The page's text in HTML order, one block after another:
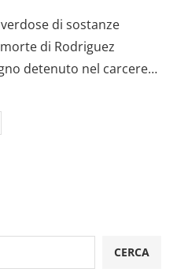
di sostanze
di Rodriguez
detenuto nel carcere…
CERCA